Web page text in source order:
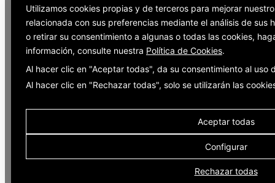
Utilizamos cookies propias y de terceros para mejorar
relacionada con sus preferencias mediante el análisis de sus
o retirar su consentimiento a algunas o todas las cookies,
información, consulte nuestra Política de Cookies.
Al hacer clic en "Aceptar todas", da su consentimiento al uso
Al hacer clic en "Rechazar todas", solo se utilizarán las
Aceptar todas
Configurar
Rechazar todas